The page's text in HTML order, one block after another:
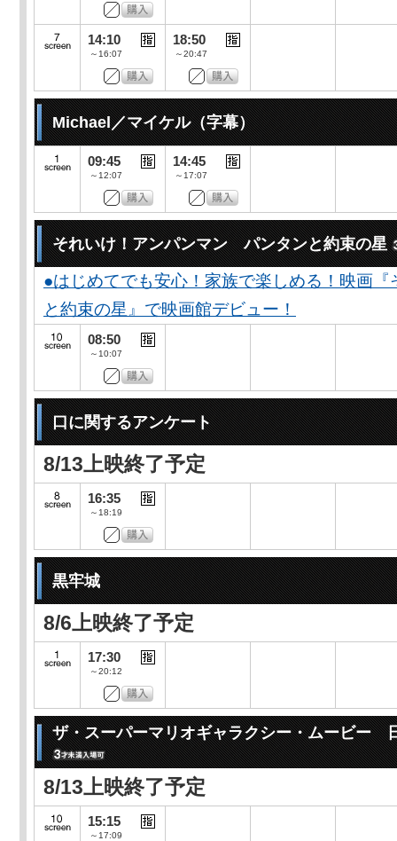
14:10
～16:07
18:50
～20:47
Michael／マイケル（字幕）
09:45
～12:07
14:45
～17:07
それいけ！アンパンマン パンタンと約束の星
●はじめてでも安心！家族で楽しめる！映画
と約束の星』で映画館デビュー！
08:50
～10:07
口に関するアンケート
8/13上映終了予定
16:35
～18:19
黒牢城
8/6上映終了予定
17:30
～20:12
ザ・スーパーマリオギャラクシー・ムービー
8/13上映終了予定
15:15
～17:09